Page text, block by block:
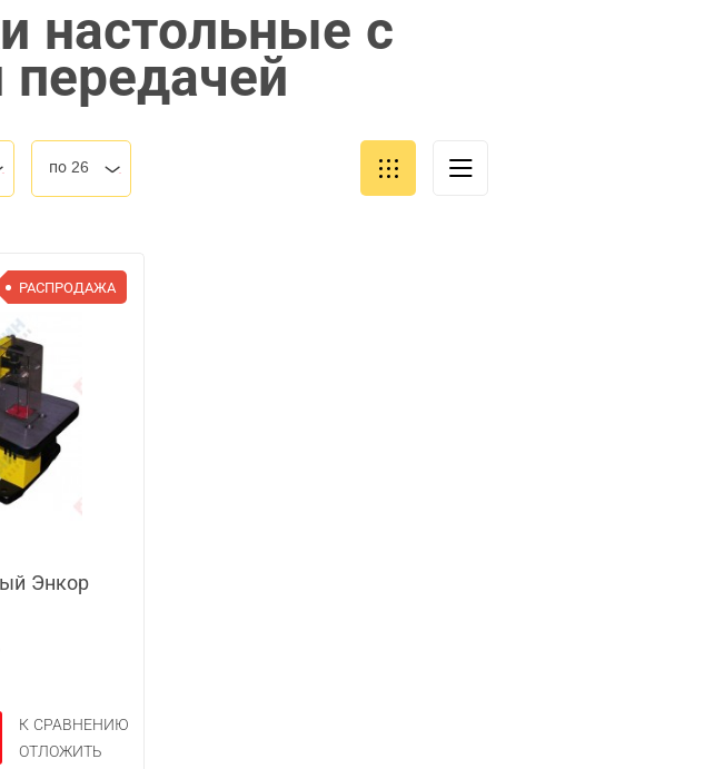
настольные с
по 26
РАСПРОДАЖА
Энкор
К СРАВНЕНИЮ
ОТЛОЖИТЬ